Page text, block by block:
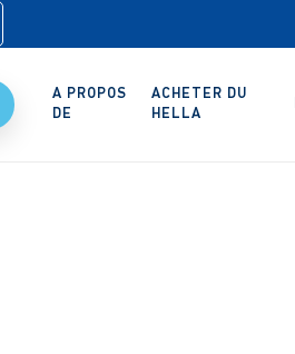
A PROPOS
DE
ACHETER DU
HELLA